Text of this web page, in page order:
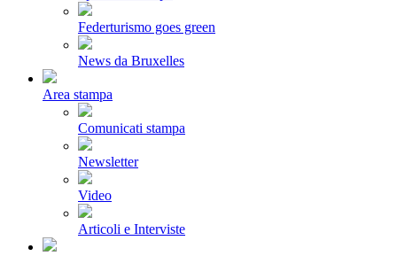
Federturismo goes green
News da Bruxelles
Area stampa
Comunicati stampa
Newsletter
Video
Articoli e Interviste